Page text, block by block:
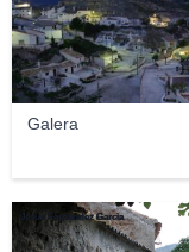
Galera
Jesus Fernandez Garcia